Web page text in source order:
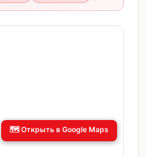
🗺️Открыть в Google Maps